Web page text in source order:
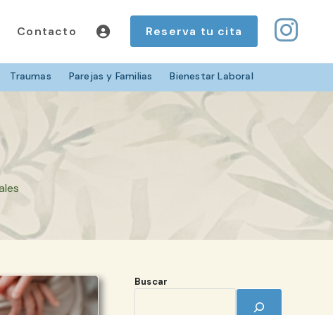
Traumas Parejas y Familias Bienestar Laboral
Contacto Reserva tu cita
Buscar